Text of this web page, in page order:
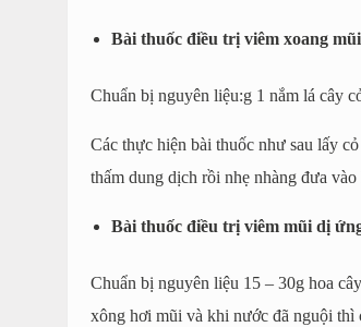
Bài thuốc điều trị viêm xoang mũi
Chuẩn bị nguyên liệu:g 1 nắm lá cây
Các thực hiện bài thuốc như sau lấy
thấm dung dịch rồi nhẹ nhàng đưa
Bài thuốc điều trị viêm mũi dị
Chuẩn bị nguyên liệu 15 – 30g hoa
xông hơi mũi và khi nước đã nguội thì